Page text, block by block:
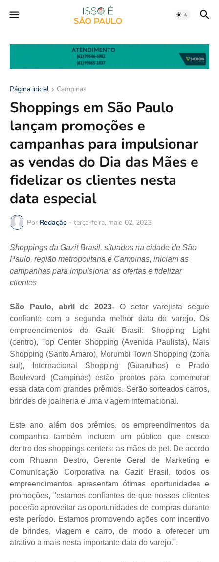
Página inicial Campinas
Shoppings em São Paulo
lançam promoções e
campanhas para impulsionar
as vendas do Dia das Mães e
fidelizar os clientes nesta
data especial
Por Redação - terça-feira, maio 02, 2023
Shoppings da Gazit Brasil, situados na cidade de São
Paulo, região metropolitana e Campinas, iniciam as
campanhas para impulsionar as ofertas e fidelizar
clientes
São Paulo, abril de 2023- O setor varejista segue
confiante com a segunda melhor data do varejo. Os
empreendimentos da Gazit Brasil: Shopping Light
(centro), Top Center Shopping (Avenida Paulista), Mais
Shopping (Santo Amaro), Morumbi Town Shopping (zona
sul), Internacional Shopping (Guarulhos) e Prado
Boulevard (Campinas) estão prontos para comemorar
essa data com grandes prêmios. Serão sorteados carros,
brindes de joalheria e uma viagem internacional.
Este ano, além dos prêmios, os empreendimentos da
companhia também incluem um público que cresce
dentro dos shoppings centers: as mães de pet. De acordo
com Rhuann Destro, Gerente Geral de Marketing e
Comunicação Corporativa na Gazit Brasil, todos os
empreendimentos apresentam ótimas oportunidades e
promoções, "estamos confiantes de que nossos clientes
poderão aproveitar as oportunidades de compras durante
este período. Estamos promovendo ações com incentivo
de brindes, viagem e carro, de modo a oferecer um
atrativo a mais nesta importante data do varejo.".